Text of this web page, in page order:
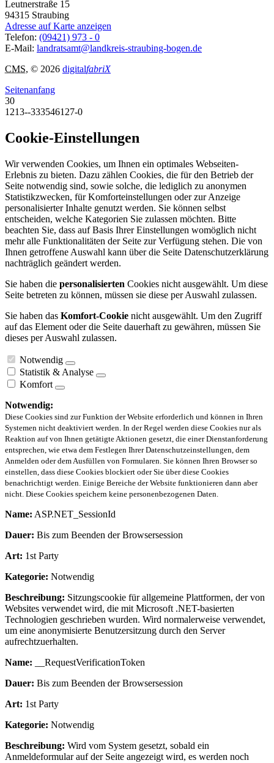
Leutnerstraße 15
94315 Straubing
Adresse auf Karte anzeigen
Telefon: (09421) 973 - 0
E-Mail: landratsamt@landkreis-straubing-bogen.de
CMS, © 2026 digitalfabriX
Seitenanfang
30
1213--333546127-0
Cookie-Einstellungen
Wir verwenden Cookies, um Ihnen ein optimales Webseiten-
Erlebnis zu bieten. Dazu zählen Cookies, die für den Betrieb der
Seite notwendig sind, sowie solche, die lediglich zu anonymen
Statistikzwecken, für Komforteinstellungen oder zur Anzeige
personalisierter Inhalte genutzt werden. Sie können selbst
entscheiden, welche Kategorien Sie zulassen möchten. Bitte
beachten Sie, dass auf Basis Ihrer Einstellungen womöglich nicht
mehr alle Funktionalitäten der Seite zur Verfügung stehen. Die von
Ihnen getroffene Auswahl kann über die Seite Datenschutzerklärung
nachträglich geändert werden.
Sie haben die personalisierten Cookies nicht ausgewählt. Um diese
Seite betreten zu können, müssen sie diese per Auswahl zulassen.
Sie haben das Komfort-Cookie nicht ausgewählt. Um den Zugriff
auf das Element oder die Seite dauerhaft zu gewähren, müssen Sie
dieses per Auswahl zulassen.
Notwendig
Statistik & Analyse
Komfort
Notwendig:
Diese Cookies sind zur Funktion der Website erforderlich und können in Ihren
Systemen nicht deaktiviert werden. In der Regel werden diese Cookies nur als
Reaktion auf von Ihnen getätigte Aktionen gesetzt, die einer Dienstanforderung
entsprechen, wie etwa dem Festlegen Ihrer Datenschutzeinstellungen, dem
Anmelden oder dem Ausfüllen von Formularen. Sie können Ihren Browser so
einstellen, dass diese Cookies blockiert oder Sie über diese Cookies
benachrichtigt werden. Einige Bereiche der Website funktionieren dann aber
nicht. Diese Cookies speichern keine personenbezogenen Daten.
Name: ASP.NET_SessionId
Dauer: Bis zum Beenden der Browsersession
Art: 1st Party
Kategorie: Notwendig
Beschreibung: Sitzungscookie für allgemeine Plattformen, der von
Websites verwendet wird, die mit Microsoft .NET-basierten
Technologien geschrieben wurden. Wird normalerweise verwendet,
um eine anonymisierte Benutzersitzung durch den Server
aufrechtzuerhalten.
Name: __RequestVerificationToken
Dauer: Bis zum Beenden der Browsersession
Art: 1st Party
Kategorie: Notwendig
Beschreibung: Wird vom System gesetzt, sobald ein
Anmeldeformular auf der Seite angezeigt wird, es werden noch